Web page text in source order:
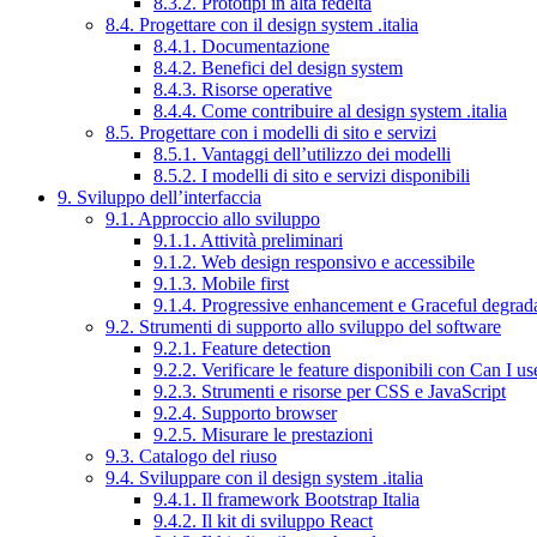
8.4. Progettare con il design system .italia
8.4.1. Documentazione
8.4.2. Benefici del design system
8.4.3. Risorse operative
8.4.4. Come contribuire al design system .italia
8.5. Progettare con i modelli di sito e servizi
8.5.1. Vantaggi dell’utilizzo dei modelli
8.5.2. I modelli di sito e servizi disponibili
9. Sviluppo dell’interfaccia
9.1. Approccio allo sviluppo
9.1.1. Attività preliminari
9.1.2. Web design responsivo e accessibile
9.1.3. Mobile first
9.1.4. Progressive enhancement e Graceful
9.2. Strumenti di supporto allo sviluppo del software
9.2.1. Feature detection
9.2.2. Verificare le feature disponibili con Can I
9.2.3. Strumenti e risorse per CSS e JavaScript
9.2.4. Supporto browser
9.2.5. Misurare le prestazioni
9.3. Catalogo del riuso
9.4. Sviluppare con il design system .italia
9.4.1. Il framework Bootstrap Italia
9.4.2. Il kit di sviluppo React